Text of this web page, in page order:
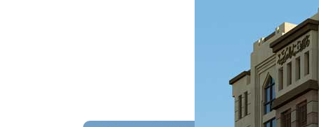
حجز موعد
الفتوى الهاتفية